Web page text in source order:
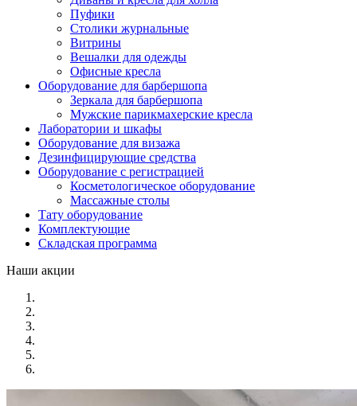
Пуфики
Столики журнальные
Витрины
Вешалки для одежды
Офисные кресла
Оборудование для барбершопа
Зеркала для барбершопа
Мужские парикмахерские кресла
Лаборатории и шкафы
Оборудование для визажа
Дезинфицирующие средства
Оборудование с регистрацией
Косметологическое оборудование
Массажные столы
Тату оборудование
Комплектующие
Складская программа
Наши акции